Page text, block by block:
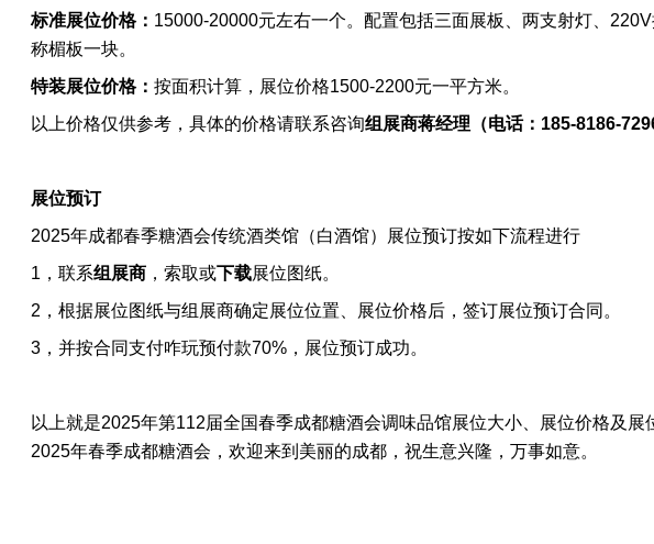
标准展位价格： 15000-20000元左右一个。配置包括三面展板、两支射灯、
称楣板一块。
特装展位价格： 按面积计算 ，展位价格1500-2200元一平方米。
以上价格仅供参考，具体的价格请联系咨询组展商蒋经理 （电话： 185-8186-
展位预订
2025年成都春季糖酒会传统酒类馆（白酒馆）
展位预订按如下流程进行
1，联系组展商 ‍，索取或下载展位图纸。
2，根据展位图纸与组展商确定展位位置、展位价格后，签订展位预订合同。
3， 并按合同支付咋玩预付款70%，展位预订成功。
以上就是2025年第112届全国春季成都糖酒会调味品馆展位大小、展位价格及
2025年春季成都糖酒会，欢迎来到美丽的成都，祝生意兴隆，万事如意。